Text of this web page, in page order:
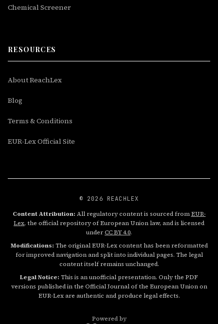
Chemical Screener
RESOURCES
About ReachLex
Blog
Terms & Conditions
EUR-Lex Official Site
© 2026 REACHLEX
Content Attribution: All regulatory content is sourced fromEUR-
Lex, the official repository of European Union law, and is licensed
underCC BY 4.0.
Modifications: The original EUR-Lex content has been reformatted
for improved navigation and split into individual pages. The legal
content itself remains unchanged.
Legal Notice: This is an unofficial presentation. Only the PDF
versions published in the Official Journal of the European Union on
EUR-Lex are authentic and produce legal effects.
Powered by